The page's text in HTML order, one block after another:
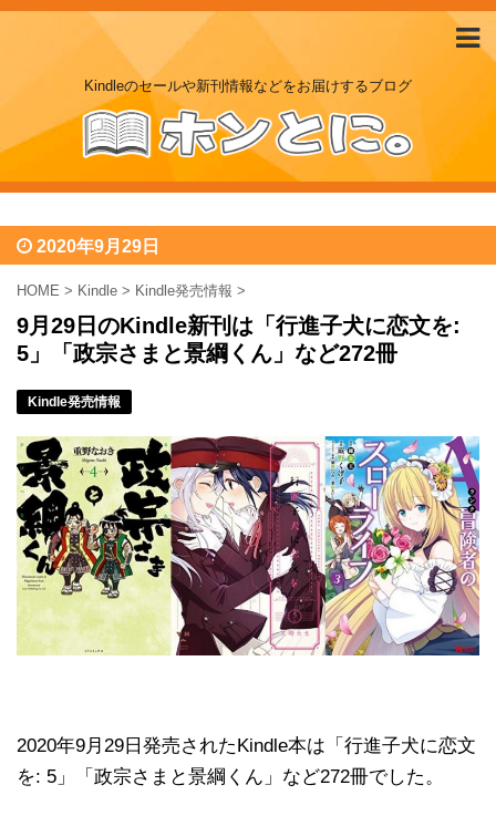
Kindleのセールや新刊情報などをお届けするブログ
2020年9月29日
HOME > Kindle > Kindle発売情報 >
9月29日のKindle新刊は「行進子犬に恋文を:
5」「政宗さまと景綱くん」など272冊
Kindle発売情報
2020年9月29日発売されたKindle本は「行進子犬に恋文
を: 5」「政宗さまと景綱くん」など272冊でした。